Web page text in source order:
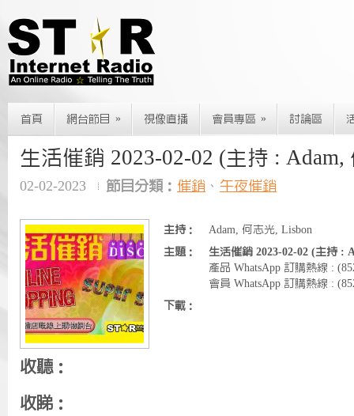
首頁 網台節目 » 視像直播 會員專區 » 討論區
生活催銷 2023-02-02 (主持 : Adam,
02-02-2023 節目分類： 催銷 、 午夜催銷
主持：
Adam, 何志光, Lisbon
主題：
生活催銷 2023-02-02 (主持 :
產品 WhatsApp 訂購熱線 :
會員 WhatsApp 訂購熱線 :
下載：
收聽：
收睇：